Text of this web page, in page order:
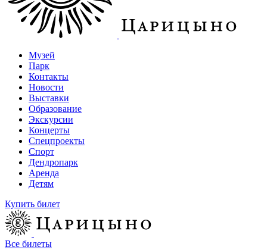
Музей
Парк
Контакты
Новости
Выставки
Образование
Экскурсии
Концерты
Спецпроекты
Спорт
Дендропарк
Аренда
Детям
Купить билет
Все билеты